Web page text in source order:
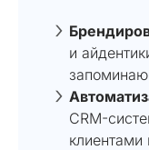
и
CRM-
клиентами